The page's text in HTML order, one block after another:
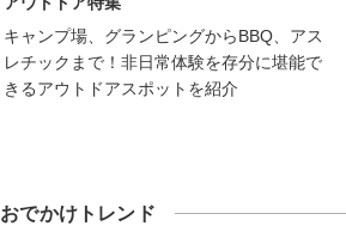
キャンプ場、グランピングからBBQ、アス
レチックまで！非日常体験を存分に堪能で
きるアウトドアスポットを紹介
おでかけトレンド